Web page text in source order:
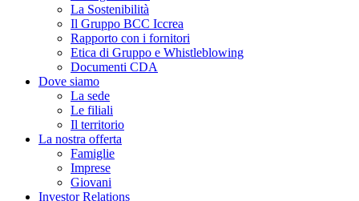
La Sostenibilità
Il Gruppo BCC Iccrea
Rapporto con i fornitori
Etica di Gruppo e Whistleblowing
Documenti CDA
Dove siamo
La sede
Le filiali
Il territorio
La nostra offerta
Famiglie
Imprese
Giovani
Investor Relations